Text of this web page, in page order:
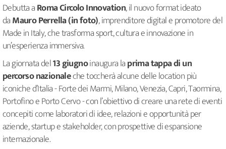
Debutta aRoma Circolo Innovation, il nuovo format ideato
daMauro Perrella (in foto), imprenditore digital e promotore del
Made in Italy, che trasforma sport, cultura e innovazione in
un’esperienza immersiva.
La giornata del13 giugnoinaugura laprima tappa di un
percorso nazionaleche toccherà alcune delle location più
iconiche d’Italia - Forte dei Marmi, Milano, Venezia, Capri, Taormina,
Portofino e Porto Cervo - con l’obiettivo di creare una rete di eventi
concepiti come laboratori di idee, relazioni e opportunità per
aziende, startup e stakeholder, con prospettive di espansione
internazionale.